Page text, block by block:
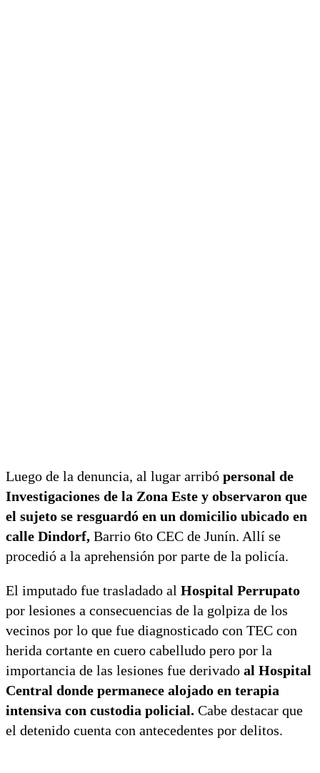
Luego de la denuncia, al lugar arribó personal de
Investigaciones de la Zona Este y observaron que
el sujeto se resguardó en un domicilio ubicado en
calle Dindorf, Barrio 6to CEC de Junín. Allí se
procedió a la aprehensión por parte de la policía.
El imputado fue trasladado al Hospital Perrupato
por lesiones a consecuencias de la golpiza de los
vecinos por lo que fue diagnosticado con TEC con
herida cortante en cuero cabelludo pero por la
importancia de las lesiones fue derivado al Hospital
Central donde permanece alojado en terapia
intensiva con custodia policial. Cabe destacar que
el detenido cuenta con antecedentes por delitos.